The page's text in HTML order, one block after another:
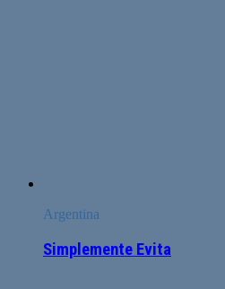
Argentina
Simplemente Evita